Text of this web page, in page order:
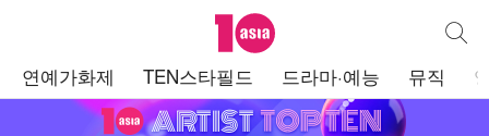
텐아시아 통합
연예가화제 TEN스타필드 드라마·예능 뮤직